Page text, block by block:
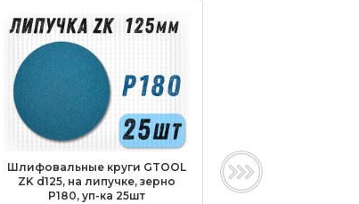
Шлифовальные круги GTOOL
ZK d125, на липучке, зерно
P180, уп-ка 25шт
Шлифовальные
ZK d125, на